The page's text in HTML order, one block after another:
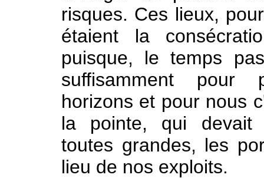
risques. Ces lieux,
étaient la
puisque, le temps
suffisamment pour
horizons et pour nous
la pointe, qui devait
toutes grandes, les
lieu de nos exploits.